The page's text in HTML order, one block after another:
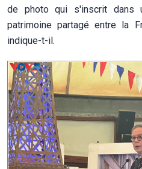
de photo qui s'inscrit dans
patrimoine partagé entre la
indique-t-il.